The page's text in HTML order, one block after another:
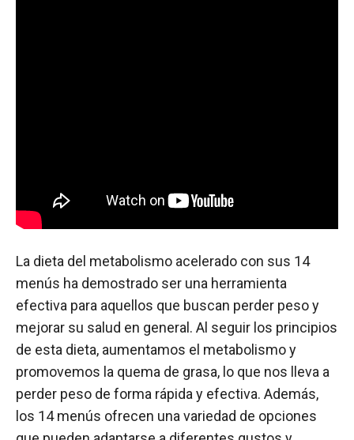
La dieta del metabolismo acelerado con sus 14
menús ha demostrado ser una herramienta
efectiva para aquellos que buscan perder peso y
mejorar su salud en general. Al seguir los principios
de esta dieta, aumentamos el metabolismo y
promovemos la quema de grasa, lo que nos lleva a
perder peso de forma rápida y efectiva. Además,
los 14 menús ofrecen una variedad de opciones